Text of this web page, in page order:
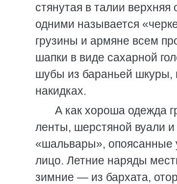
стянутая в талии
одними называется
грузины и армяне всем
шапки в виде сахарной
шубы из бараньей шкуры,
накидках.
А как хороша одежда
ленты, шерстяной вуали
«шальвары», опоясанные
лицо. Летние наряды
зимние — из бархата,